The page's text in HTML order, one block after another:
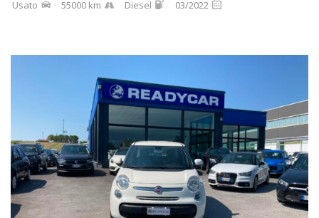
Usato 55000 km Diesel 03/2022